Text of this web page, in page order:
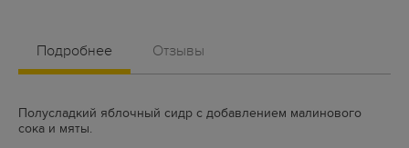
Подробнее Отзывы
Полусладкий яблочный сидр с добавлением малинового
сока и мяты.